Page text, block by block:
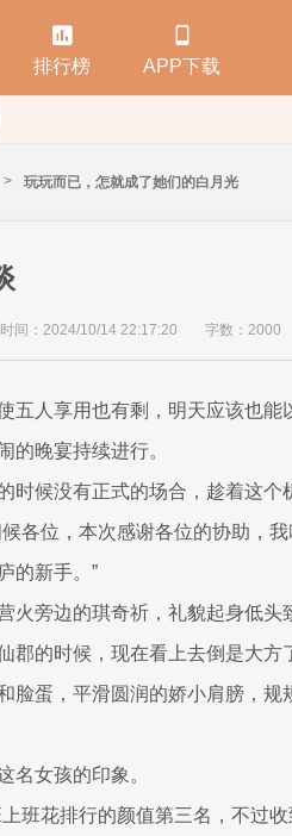

排行榜

APP下载
> 玩玩而已，怎就成了她们的白月光
间：2024/10/14 22:17:20 字数：2000
五人享用也有剩，明天应该也
的晚宴持续进行。
时候没有正式的场合，趁着这个
候各位，本次感谢各位的协助，
的新手。”
火旁边的琪奇祈，礼貌起身低头
郡的时候，现在看上去倒是大
脸蛋，平滑圆润的娇小肩膀，
名女孩的印象。
班花排行的颜值第三名，不过